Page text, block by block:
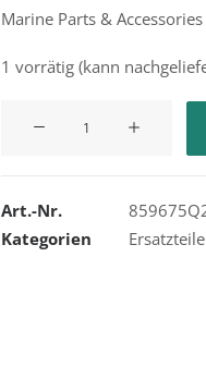
Marine Parts & Accessories
1 vorrätig (kann
859675Q2
Art.-Nr.
Kategorien